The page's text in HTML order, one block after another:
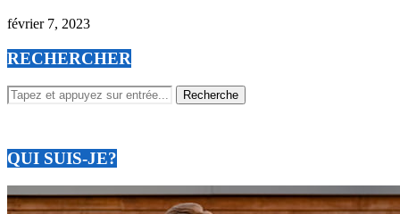
février 7, 2023
RECHERCHER
QUI SUIS-JE?